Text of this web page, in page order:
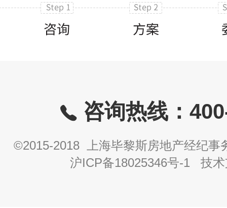
咨询热线：
©2015-2018 上海毕黎斯房地产经纪事
沪ICP备18025346号-1 技术